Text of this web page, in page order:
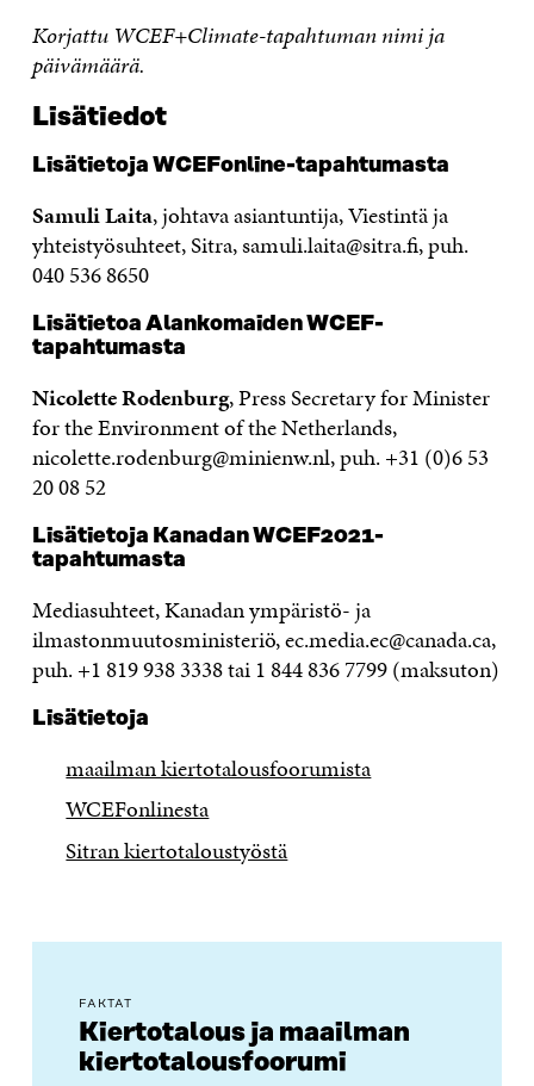
Korjattu WCEF+Climate-tapahtuman nimi ja
päivämäärä.
Lisätiedot
Lisätietoja WCEFonline-tapahtumasta
Samuli Laita, johtava asiantuntija, Viestintä ja
yhteistyösuhteet, Sitra, samuli.laita@sitra.fi, puh.
040 536 8650
Lisätietoa Alankomaiden WCEF-
tapahtumasta
Nicolette Rodenburg, Press Secretary for Minister
for the Environment of the Netherlands,
nicolette.rodenburg@minienw.nl, puh. +31 (0)6 53
20 08 52
Lisätietoja Kanadan WCEF2021-
tapahtumasta
Mediasuhteet, Kanadan ympäristö- ja
ilmastonmuutosministeriö, ec.media.ec@canada.ca,
puh. +1 819 938 3338 tai 1 844 836 7799 (maksuton)
Lisätietoja
maailman kiertotalousfoorumista
WCEFonlinesta
Sitran kiertotaloustyöstä
FAKTAT
Kiertotalous ja maailman
kiertotalousfoorumi